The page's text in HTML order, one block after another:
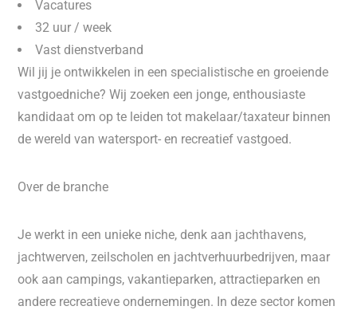
Vacatures
32 uur / week
Vast dienstverband
Wil jij je ontwikkelen in een specialistische en groeiende
vastgoedniche? Wij zoeken een jonge, enthousiaste
kandidaat om op te leiden tot makelaar/taxateur binnen
de wereld van watersport- en recreatief vastgoed.
Over de branche
Je werkt in een unieke niche, denk aan jachthavens,
jachtwerven, zeilscholen en jachtverhuurbedrijven, maar
ook aan campings, vakantieparken, attractieparken en
andere recreatieve ondernemingen. In deze sector komen